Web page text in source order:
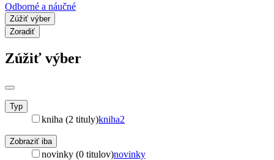
Odborné a náučné
Zúžiť výber
Zoradiť
Zúžiť výber
Typ
kniha (2 tituly)kniha2
Zobraziť iba
novinky (0 titulov)novinky